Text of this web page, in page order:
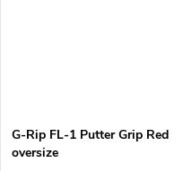
G-Rip FL-1 Putter Grip Red
oversize